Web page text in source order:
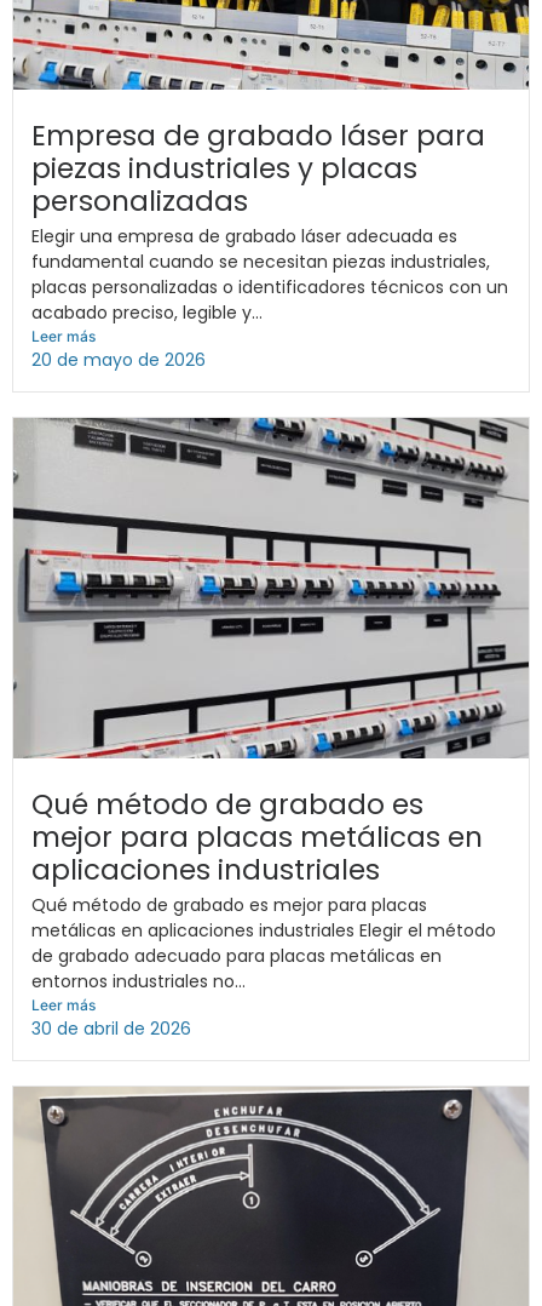
Empresa de grabado láser para
piezas industriales y placas
personalizadas
Elegir una empresa de grabado láser adecuada es
fundamental cuando se necesitan piezas industriales,
placas personalizadas o identificadores técnicos con un
acabado preciso, legible y...
Leer más
20 de mayo de 2026
Qué método de grabado es
mejor para placas metálicas en
aplicaciones industriales
Qué método de grabado es mejor para placas
metálicas en aplicaciones industriales Elegir el método
de grabado adecuado para placas metálicas en
entornos industriales no...
Leer más
30 de abril de 2026